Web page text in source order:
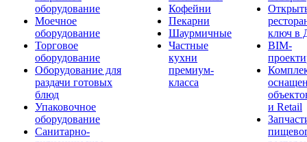
оборудование
Моечное
оборудование
Торговое
оборудование
Оборудование для
раздачи готовых
блюд
Упаковочное
оборудование
Санитарно-
Кофейни
Пекарни
Шаурмичные
Частные
кухни
премиум-
класса
ключ в
BIM-
и Retail